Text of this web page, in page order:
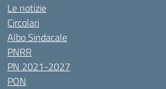
Le notizie
Circolari
Albo Sindacale
PNRR
PN 2021-2027
PON